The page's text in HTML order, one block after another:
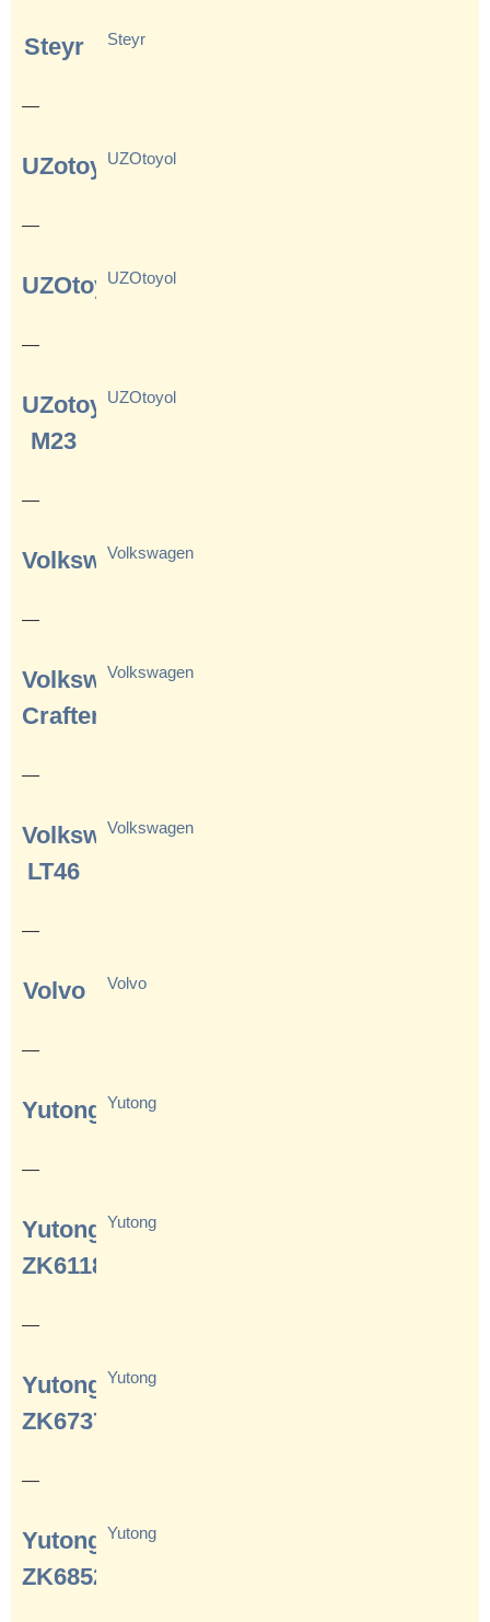
Steyr Steyr
—
UZotoyolUZOtoyol
—
UZOtoyolUZOtoyol
—
UZotoyol
M23
UZOtoyol
—
Volkswagen
Volkswagen
—
Volkswagen
Crafter
Volkswagen
—
Volkswagen
LT46
Volkswagen
—
Volvo Volvo
—
Yutong Yutong
—
Yutong
ZK6118HGA
Yutong
—
Yutong
ZK6737D
Yutong
—
Yutong
ZK6852HG
Yutong